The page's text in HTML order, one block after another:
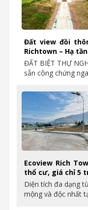
Đất view đồi
Richtown – Hạ
ĐẤT BIỆT THỰ
sẵn công chứng
Ecoview Rich
thổ cư, giá chỉ 5
Diện tích đa dạng
mộng và độc nhất